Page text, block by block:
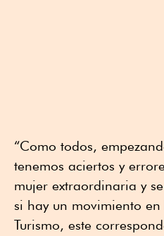
“Como todos,
tenemos aciertos y
mujer extraordinaria y
si hay un movimiento
Turismo, este